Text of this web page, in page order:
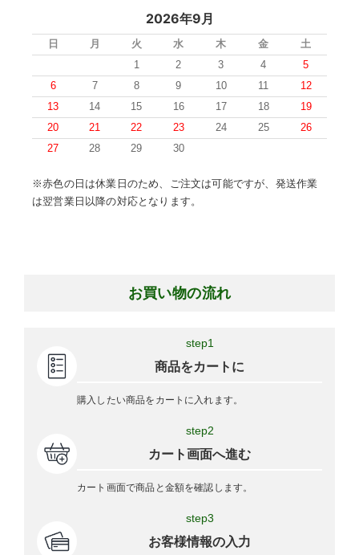
2026年9月
日 月 火 水 木 金
土
1
2 3 4
5
6
7 8 9 10 11
12
13
14 15 16 17 18
19
20
21 22 23 24 25
26
27
28 29 30
※赤色の日は休業日のため、ご注文は可能ですが、発送作業
は翌営業日以降の対応となります。
お買い物の流れ
step1
商品をカートに
購入したい商品をカートに入れます。
step2
カート画面へ進む
カート画面で商品と金額を確認します。
step3
お客様情報の入力